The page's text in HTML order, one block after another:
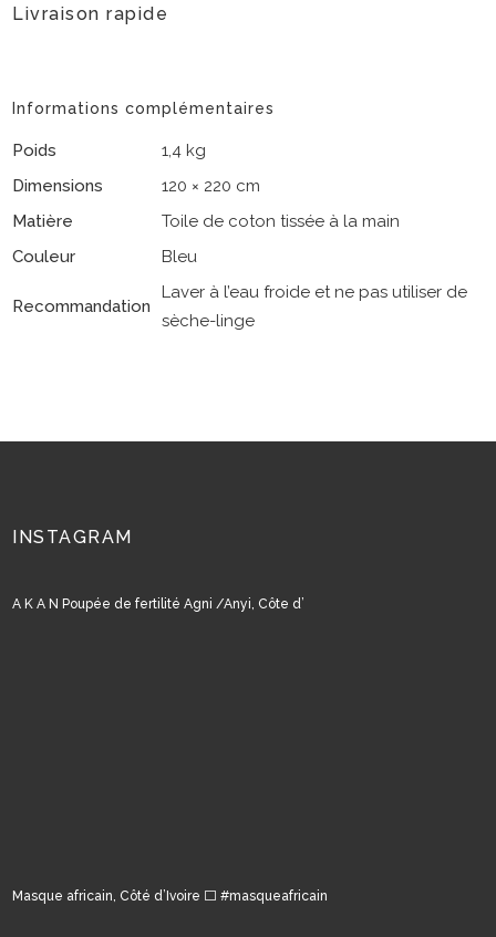
Livraison rapide
Informations complémentaires
Poids
1,4 kg
Dimensions
120 × 220 cm
Matière
Toile de coton tissée à la main
Couleur
Bleu
Recommandation
Laver à l’eau froide et ne pas utiliser de
sèche-linge
INSTAGRAM
A K A N Poupée de fertilité Agni /Anyi, Côte d’
Masque africain, Côté d’Ivoire ⬜️ #masqueafricain